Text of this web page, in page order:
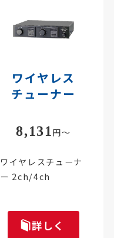
ワイヤレス
チューナー
8,131 円～
ワイヤレスチューナ
ー 2ch/4ch
詳しく